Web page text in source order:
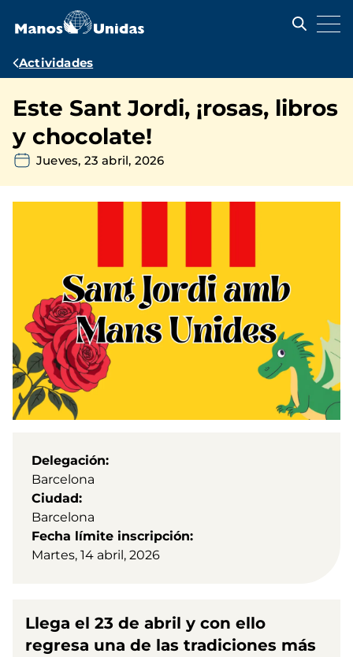
contenido
Ruta
navegación
Actividades
Este Sant Jordi, ¡rosas, libros
y chocolate!
Jueves, 23 abril, 2026
Delegación
Barcelona
Ciudad
Barcelona
Fecha límite inscripción
Martes, 14 abril, 2026
Llega el 23 de abril y con ello
regresa una de las tradiciones más